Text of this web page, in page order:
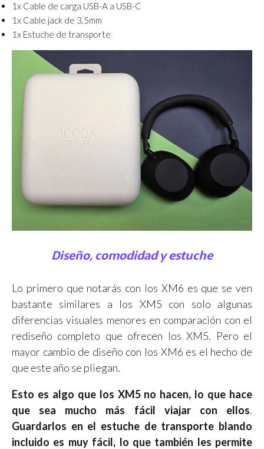
1x Cable de carga USB-A a USB-C
1x Cable jack de 3,5mm
1x Estuche de transporte
Diseño, comodidad y estuche
Lo primero que notarás con los XM6 es que se ven
bastante similares a los XM5 con solo algunas
diferencias visuales menores en comparación con el
rediseño completo que ofrecen los XM5. Pero el
mayor cambio de diseño con los XM6 es el hecho de
que este año se pliegan.
Esto es algo que los XM5 no hacen, lo que hace
que sea mucho más fácil viajar con ellos.
Guardarlos en el estuche de transporte blando
incluido es muy fácil, lo que también les permite